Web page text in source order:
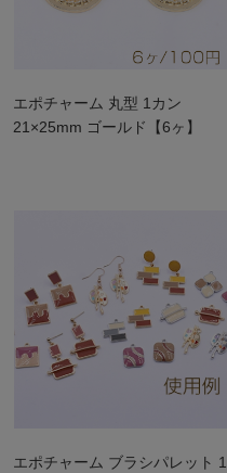
エポチャーム 丸型 1カン
21×25mm ゴールド【6ヶ】
エポチャーム ブラシパレット 1